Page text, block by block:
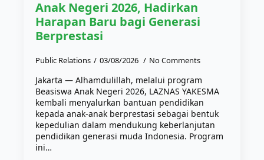
Anak Negeri 2026, Hadirkan
Harapan Baru bagi Generasi
Berprestasi
Public Relations 03/08/2026 No Comments
Jakarta — Alhamdulillah, melalui program
Beasiswa Anak Negeri 2026, LAZNAS YAKESMA
kembali menyalurkan bantuan pendidikan
kepada anak-anak berprestasi sebagai bentuk
kepedulian dalam mendukung keberlanjutan
pendidikan generasi muda Indonesia. Program
ini…